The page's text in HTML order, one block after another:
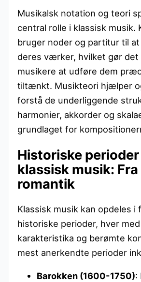
Musikalsk notation og teori
central rolle i klassisk musik.
bruger noder og partitur til
deres værker, hvilket gør det
musikere at udføre dem
tiltænkt. Musikteori hjælper
forstå de underliggende
harmonier, akkorder og
grundlaget for
Historiske perioder
klassisk musik:
romantik
Klassisk musik kan opdeles i
historiske perioder, hver
karakteristika og berømte
mest anerkendte perioder
Barokken (1600-1750):